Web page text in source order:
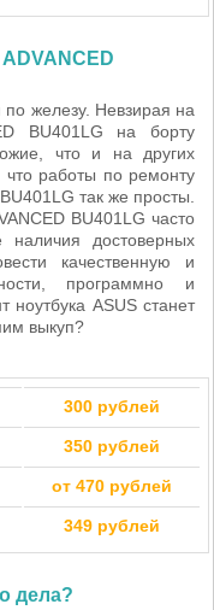
железу. Невзирая на
BU401LG на борту
что и на других
работы по ремонту
так же просты.
BU401LG часто
наличия достоверных
качественную и
программно и
ASUS станет
выкуп?
300 рублей
350 рублей
от 470 рублей
349 рублей
дела?